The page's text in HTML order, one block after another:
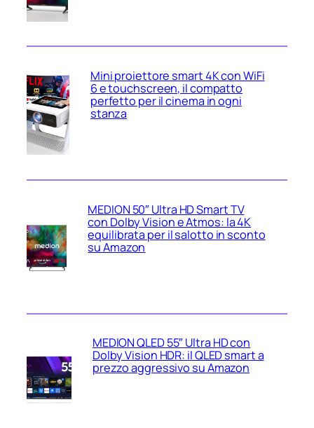
Mini proiettore smart 4K con WiFi
6 e touchscreen, il compatto
perfetto per il cinema in ogni
stanza
MEDION 50″ Ultra HD Smart TV
con Dolby Vision e Atmos: la 4K
equilibrata per il salotto in sconto
su Amazon
MEDION QLED 55″ Ultra HD con
Dolby Vision HDR: il QLED smart a
prezzo aggressivo su Amazon